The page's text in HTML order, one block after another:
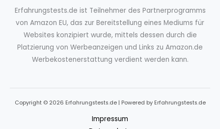
Erfahrungstests.de ist Teilnehmer des Partnerprogramms
von Amazon EU, das zur Bereitstellung eines Mediums für
Websites konzipiert wurde, mittels dessen durch die
Platzierung von Werbeanzeigen und Links zu Amazon.de
Werbekostenerstattung verdient werden kann.
Copyright © 2026 Erfahrungstests.de | Powered by Erfahrungstests.de
Impressum